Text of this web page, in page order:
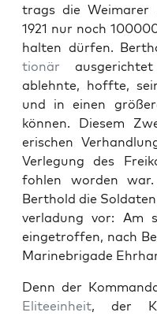
trags die Weimar­er
1921 nur noch
hal­ten dür­fen.
tionär
ablehnte, hoffte,
und in einen
kön­nen. Diesem
erischen
Ver­legung des
fohlen wor­den
Berthold die
ver­ladung vor: Am
eingetrof­fen, nach
Marine­bri­gade
Denn der
Eli­teein­heit, der